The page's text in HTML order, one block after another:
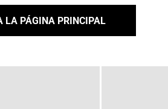
LA PÁGINA PRINCIPAL